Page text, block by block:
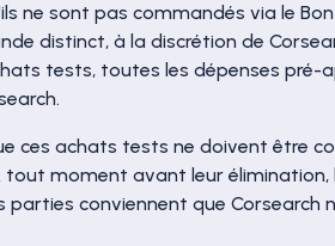
ne sont pas commandés via le
distinct, à la discrétion de
tests, toutes les dépenses pré-
ces achats tests ne doivent être
tout moment avant leur élimination,
conviennent que Corsearch